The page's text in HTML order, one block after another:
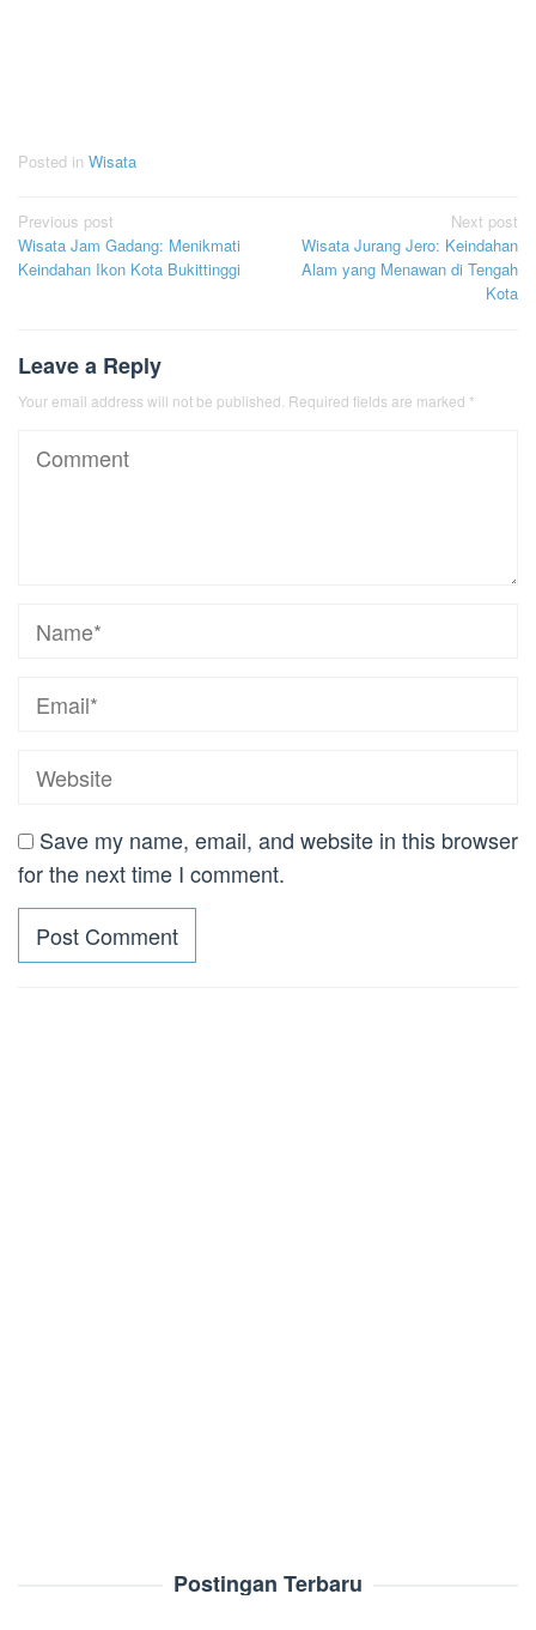
Posted in Wisata
Post
navigation
Previous post
Wisata Jam Gadang: Menikmati
Keindahan Ikon Kota Bukittinggi
Next post
Wisata Jurang Jero: Keindahan
Alam yang Menawan di Tengah
Kota
Leave a Reply
Your email address will not be published. Required fields are marked *
Save my name, email, and website in this browser
for the next time I comment.
Postingan Terbaru